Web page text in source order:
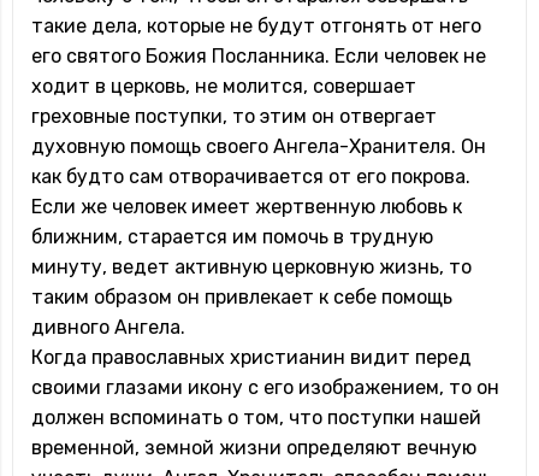
такие дела, которые не будут отгонять от него
его святого Божия Посланника. Если человек не
ходит в церковь, не молится, совершает
греховные поступки, то этим он отвергает
духовную помощь своего Ангела-Хранителя. Он
как будто сам отворачивается от его покрова.
Если же человек имеет жертвенную любовь к
ближним, старается им помочь в трудную
минуту, ведет активную церковную жизнь, то
таким образом он привлекает к себе помощь
дивного Ангела.
Когда православных христианин видит перед
своими глазами икону с его изображением, то он
должен вспоминать о том, что поступки нашей
временной, земной жизни определяют вечную